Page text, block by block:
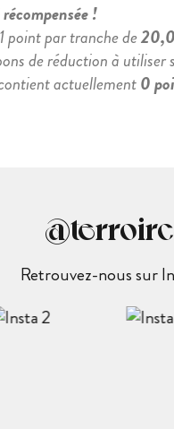
!
point par tranche de
de réduction à utiliser
actuellement0
Retrouvez-nous sur